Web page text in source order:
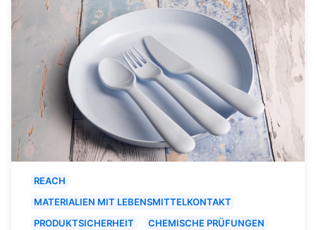
REACH
MATERIALIEN MIT LEBENSMITTELKONTAKT
PRODUKTSICHERHEIT
CHEMISCHE PRÜFUNGEN